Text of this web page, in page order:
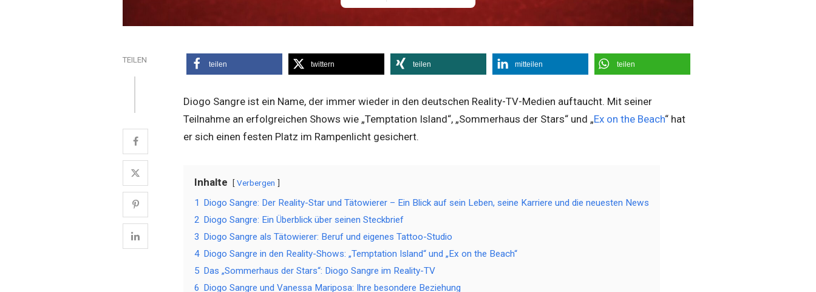
TEILEN teilen twittern teilen mitteilen teilen
Diogo Sangre ist ein Name, der immer wieder in den deutschen Reality-TV-Medien auftaucht. Mit seiner
Teilnahme an erfolgreichen Shows wie „Temptation Island“, „Sommerhaus der Stars“ und „Ex on the Beach“ hat
er sich einen festen Platz im Rampenlicht gesichert.
Inhalte Verbergen
1
Diogo Sangre: Der Reality-Star und Tätowierer – Ein Blick auf sein Leben, seine Karriere und die neuesten News
2 Diogo Sangre: Ein Überblick über seinen Steckbrief
3
Diogo Sangre als Tätowierer: Beruf und eigenes Tattoo-Studio
4 Diogo Sangre in den Reality-Shows: „Temptation Island“ und „Ex on the Beach“
5 Das „Sommerhaus der Stars“: Diogo Sangre im Reality-TV
6
Diogo Sangre und Vanessa Mariposa: Ihre besondere Beziehung